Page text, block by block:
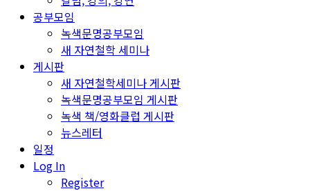
공부모임
녹색문명공부모임
새 자연철학 세미나
게시판
새 자연철학세미나 게시판
녹색문명공부모임 게시판
녹색 책/영화클럽 게시판
뉴스레터
일정
Log In
Register